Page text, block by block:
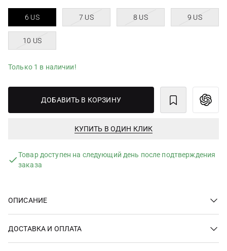
6 US 7 US 8 US 9 US
10 US
Только 1 в наличии!
ДОБАВИТЬ В КОРЗИНУ
КУПИТЬ В ОДИН КЛИК
Товар доступен на следующий день после подтверждения
заказа
ОПИСАНИЕ
ДОСТАВКА И ОПЛАТА